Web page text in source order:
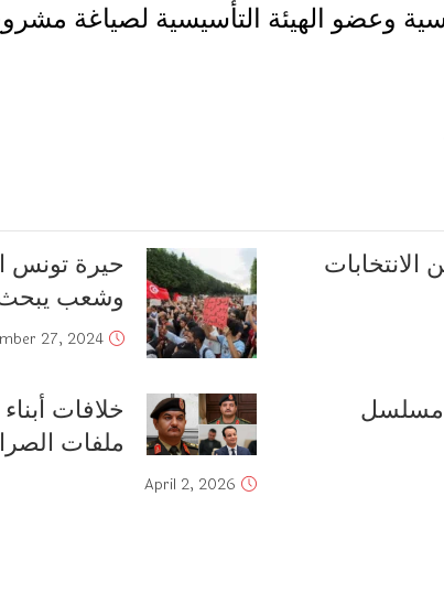
وعضو الهيئة التأسيسية لصياغة
حيرة تونس
وشعب يبحث
27, 2024
خلافات
ملفات
April 2, 2026
مسلسل